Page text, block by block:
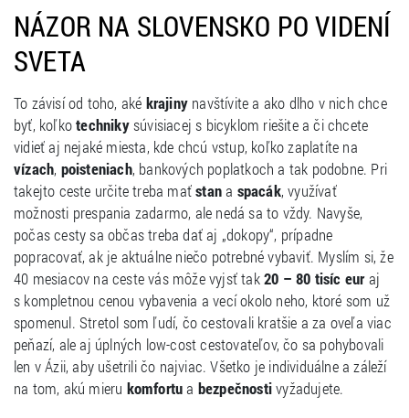
NÁZOR NA SLOVENSKO PO VIDENÍ
SVETA
To závisí od toho, aké krajiny navštívite a ako dlho v nich chce
byť, koľkotechnikysúvisiacej s bicyklom riešite a či chcete
vidieť aj nejaké miesta, kde chcú vstup, koľko zaplatíte na
vízach, poisteniach, bankových poplatkoch a tak podobne. Pri
takejto ceste určite treba maťstana spacák, využívať
možnosti prespania zadarmo, ale nedá sa to vždy. Navyše,
počas cesty sa občas treba dať aj „dokopy“, prípadne
popracovať, ak je aktuálne niečo potrebné vybaviť. Myslím si, že
40 mesiacov na ceste vás môže vyjsť tak20 – 80 tisíc euraj
s kompletnou cenou vybavenia a vecí okolo neho, ktoré som už
spomenul. Stretol som ľudí, čo cestovali kratšie a za oveľa viac
peňazí, ale aj úplných low-cost cestovateľov, čo sa pohybovali
len v Ázii, aby ušetrili čo najviac. Všetko je individuálne a záleží
na tom, akú mieru komfortua bezpečnostivyžadujete.